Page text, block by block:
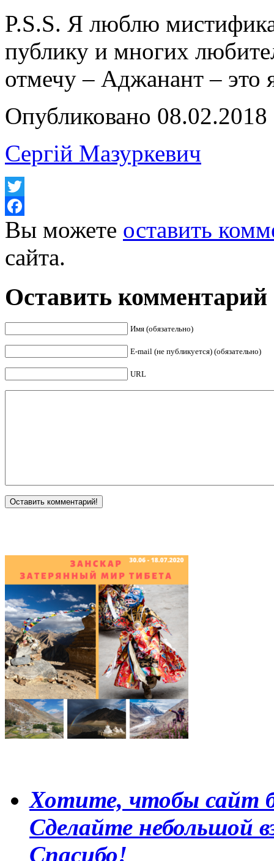
P.S.S. Я люблю
публику и многих
отмечу – Аджанант – это
Опубликовано 08.02.2018
Сергій Мазуркевич
Twitter
Facebook
Вы можете оставить
сайта.
Оставить комментарий
Имя (обязательно)
E-mail (не публикуется) (обязательно)
URL
Хотите, чтобы сайт
Сделайте небольшой
Спасибо!